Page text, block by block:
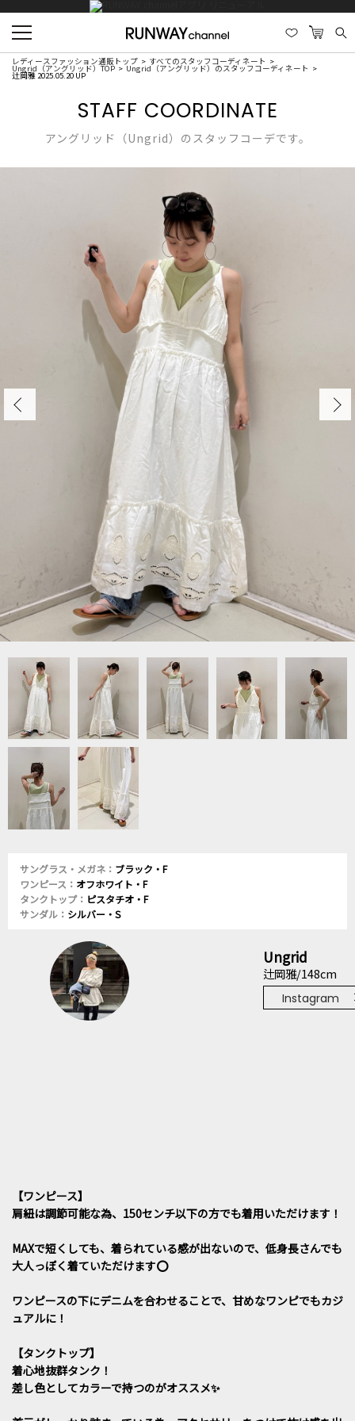
レディースファッション通販トップ すべてのスタッフコーディネート
Ungrid（アングリッド）TOP Ungrid（アングリッド）のスタッフコーディネート
辻岡雅 2025.05.20 UP
STAFF COORDINATE
アングリッド（Ungrid）のスタッフコーデです。
サングラス・メガネ： ブラック・F
ワンピース： オフホワイト・F
タンクトップ： ピスタチオ・F
サンダル： シルバー・S
Ungrid
辻岡雅/148cm
Instagram
【ワンピース】
肩紐は調節可能な為、150センチ以下の方でも着用いただけます！
MAXで短くしても、着られている感が出ないので、低身長さんでも
大人っぽく着ていただけます⭕️
ワンピースの下にデニムを合わせることで、甘めなワンピでもカジ
ュアルに！
【タンクトップ】
着心地抜群タンク！
差し色としてカラーで持つのがオススメ✨